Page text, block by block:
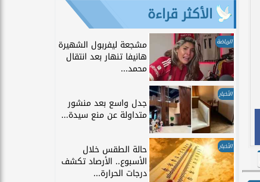
الأكثر قراءة
الرياضة مشجعة ليفربول الشهيرة
هانيفا تنهار بعد انتقال
محمد...
الأخبار
جدل واسع بعد منشور
متداولة عن منع سيدة...
الأخبار حالة الطقس خلال
الأسبوع.. الأرصاد تكشف
درجات الحرارة...